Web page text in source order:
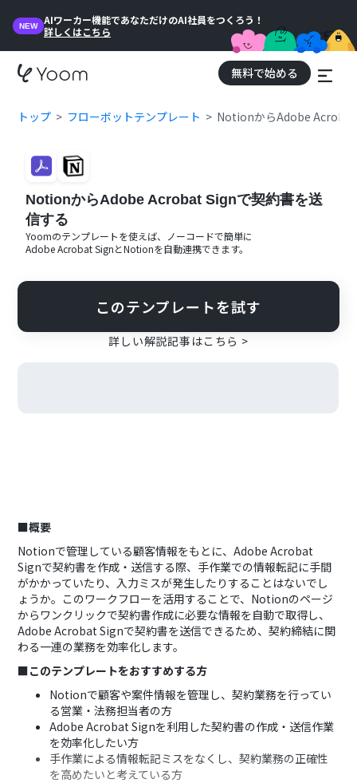
NEW
AIワーカー機能であなただけのAI社員をつくろう！
詳しくはこちら
無料で始める
トップ フローボットテンプレート NotionからAdobe
NotionからAdobe Acrobat Signで契約書を送
信する
Yoomのテンプレートを使えば、ノーコードで簡単に
Adobe Acrobat SignとNotionを自動連携できます。
このテンプレートを試す
詳しい解説記事はこちら >
■概要
Notionで管理している顧客情報をもとに、Adobe Acrobat
Signで契約書を作成・送信する際、手作業での情報転記に手間
がかかっていたり、入力ミスが発生したりすることはないでし
ょうか。このワークフローを活用することで、Notionのページ
からワンクリックで契約書作成に必要な情報を自動で取得し、
Adobe Acrobat Signで契約書を送信できるため、契約締結に関
わる一連の業務を効率化します。
■このテンプレートをおすすめする方
Notionで顧客や案件情報を管理し、契約業務を行ってい
る営業・法務担当者の方
Adobe Acrobat Signを利用した契約書の作成・送信作業
を効率化したい方
手作業による情報転記ミスをなくし、契約業務の正確性
を高めたいと考えている方